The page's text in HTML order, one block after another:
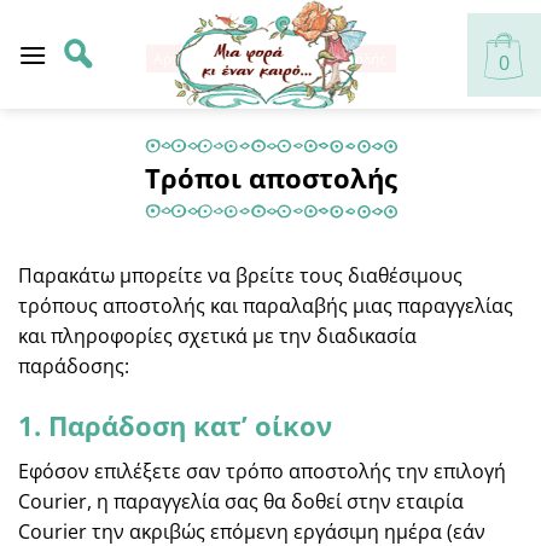
0
Αρχική Σελίδα/Τρόποι αποστολής
Τρόποι αποστολής
Παρακάτω μπορείτε να βρείτε τους διαθέσιμους
τρόπους αποστολής και παραλαβής μιας παραγγελίας
και πληροφορίες σχετικά με την διαδικασία
παράδοσης:
1. Παράδοση κατ’ οίκον
Εφόσον επιλέξετε σαν τρόπο αποστολής την επιλογή
Courier, η παραγγελία σας θα δοθεί στην εταιρία
Courier την ακριβώς επόμενη εργάσιμη ημέρα (εάν